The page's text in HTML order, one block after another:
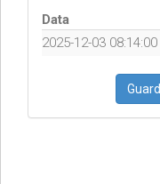
Data
2025-12-03 08:14:00